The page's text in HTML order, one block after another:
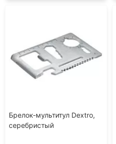
Брелок-мультитул Dextro,
серебристый